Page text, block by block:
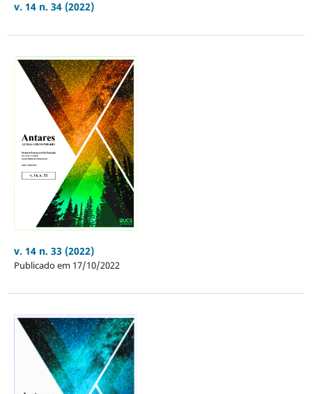
v. 14 n. 34 (2022)
v. 14 n. 33 (2022)
Publicado em 17/10/2022